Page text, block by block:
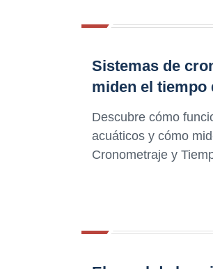
Sistemas de
miden el tiempo
Descubre cómo
acuáticos y cómo
Cronometraje y